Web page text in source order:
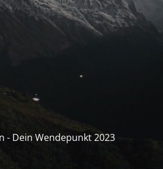
- Dein Wendepunkt 2023